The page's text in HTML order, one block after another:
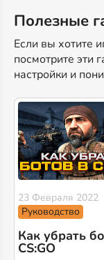
Полезные
Если вы хотите
посмотрите эти
настройки и
23 Февраля 2022
Руководство
Как убрать
CS:GO